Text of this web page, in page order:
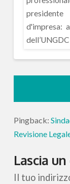
presidente
d'impresa:
Pingback:
Revisione
Lascia
Il tuo